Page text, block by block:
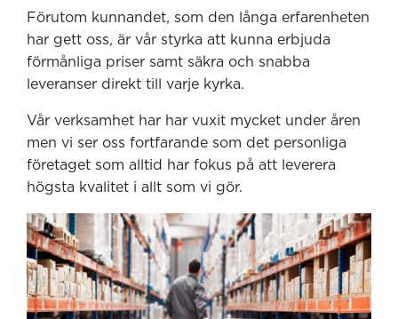
Förutom kunnandet, som den långa erfarenheten
har gett oss, är vår styrka att kunna erbjuda
förmånliga priser samt säkra och snabba
leveranser direkt till varje kyrka.
Vår verksamhet har har vuxit mycket under åren
men vi ser oss fortfarande som det personliga
företaget som alltid har fokus på att leverera
högsta kvalitet i allt som vi gör.